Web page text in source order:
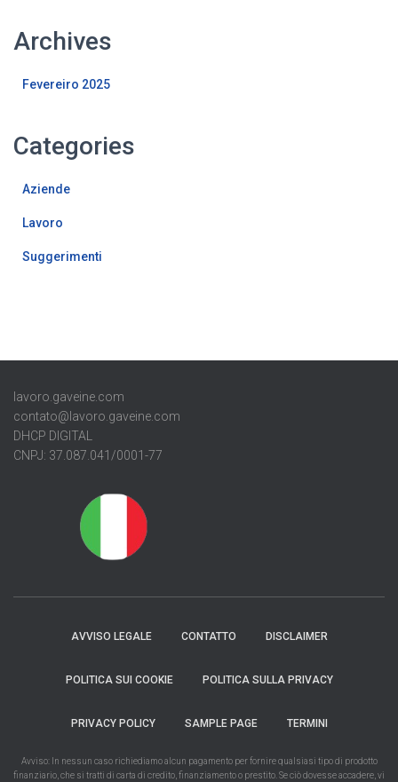
Archives
Fevereiro 2025
Categories
Aziende
Lavoro
Suggerimenti
lavoro.gaveine.com
contato@lavoro.gaveine.com
DHCP DIGITAL
CNPJ: 37.087.041/0001-77
AVVISO LEGALE CONTATTO DISCLAIMER
POLITICA SUI COOKIE POLITICA SULLA PRIVACY
PRIVACY POLICY SAMPLE PAGE TERMINI
Avviso: In nessun caso richiediamo alcun pagamento per fornire qualsiasi tipo di prodotto
finanziario, che si tratti di carta di credito, finanziamento o prestito. Se ciò dovesse accadere, vi